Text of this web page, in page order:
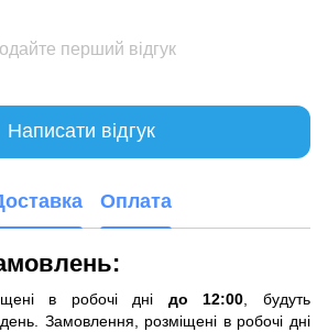
перший відгук
Написати відгук
Оплата
в робочі дні до 12:00 , будуть
Замовлення, розміщені в робочі дні